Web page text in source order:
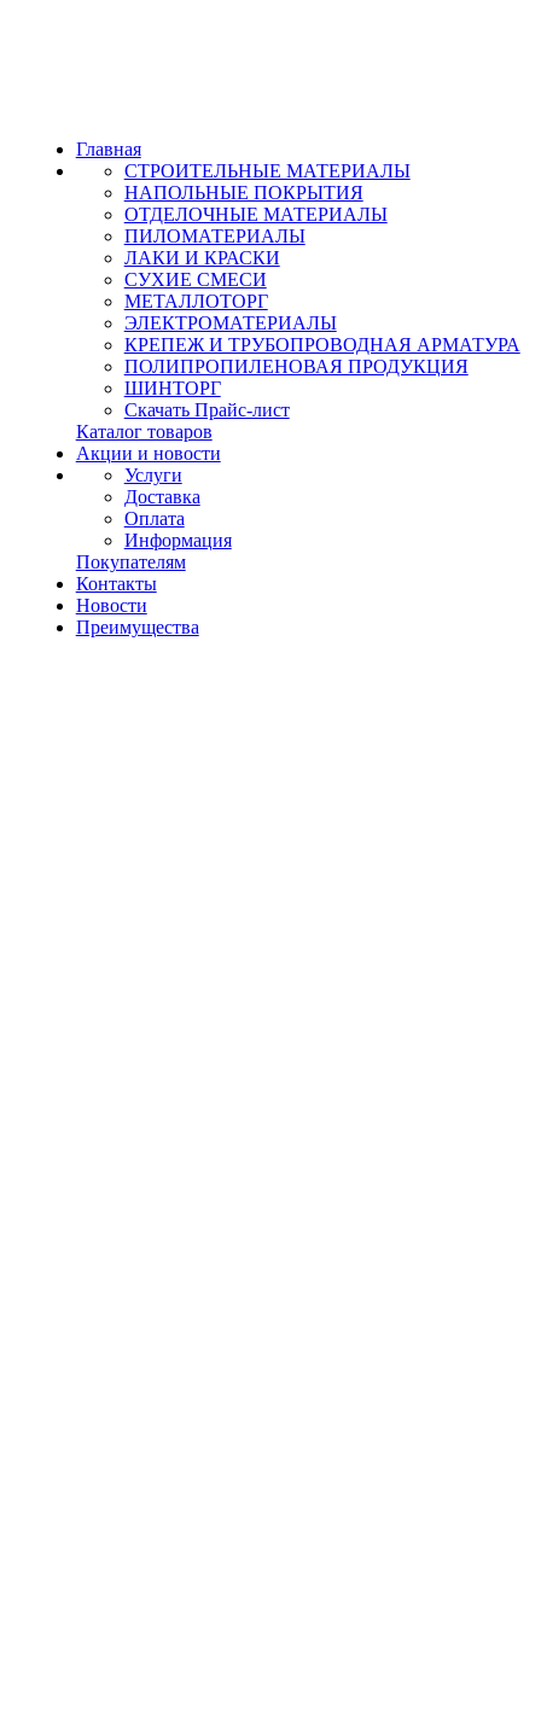
Главная
СТРОИТЕЛЬНЫЕ МАТЕРИАЛЫ
НАПОЛЬНЫЕ ПОКРЫТИЯ
ОТДЕЛОЧНЫЕ МАТЕРИАЛЫ
ПИЛОМАТЕРИАЛЫ
ЛАКИ И КРАСКИ
СУХИЕ СМЕСИ
МЕТАЛЛОТОРГ
ЭЛЕКТРОМАТЕРИАЛЫ
КРЕПЕЖ И ТРУБОПРОВОДНАЯ АРМАТУРА
ПОЛИПРОПИЛЕНОВАЯ ПРОДУКЦИЯ
ШИНТОРГ
Скачать Прайс-лист
Каталог товаров
Акции и новости
Услуги
Доставка
Оплата
Информация
Покупателям
Контакты
Новости
Преимущества